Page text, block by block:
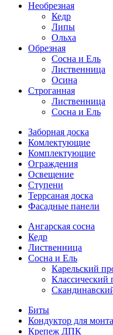
Необрезная
Кедр
Липы
Ольха
Обрезная
Cосна и Ель
Лиственница
Осина
Строганная
Лиственница
Сосна и Ель
Заборная доска
Комлектующие
Комплектующие
Ограждения
Освещение
Ступени
Террсаная доска
Фасадные панели
Ангарская сосна
Кедр
Лиственница
Сосна и Ель
Карельский
Классический
Биты
Кондуктор для
Крепеж ДПК